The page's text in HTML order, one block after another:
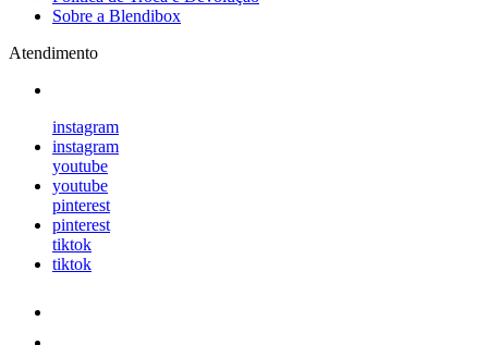
Sobre a Blendibox
Atendimento
instagram
instagram
youtube
youtube
pinterest
pinterest
tiktok
tiktok